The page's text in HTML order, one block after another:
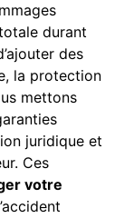
durant
des
la protection
mettons
juridique et
Ces
votre